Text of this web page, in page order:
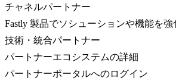
チャネルパートナー
Fastly 製品でソシューションや機能を強
技術・統合パートナー
パートナーエコシステムの詳細
パートナーポータルへのログイン